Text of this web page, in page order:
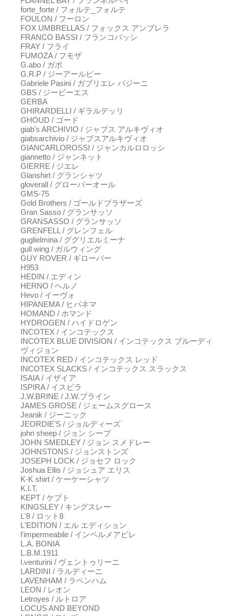
forte_forte / フォルテ_フォルテ
FOULON / フーロン
FOX UMBRELLAS / フォックス アンブレラ
FRANCO BASSI / フランコバッシ
FRAY / フライ
FUMOZA / フモザ
G.abo / ガボ
G.R.P / ジーアールピー
Gabriele Pasini / ガブリエレ パジーニ
GBS / ジービーエス
GERBA
GHIRARDELLI / ギラルデッリ
GHOUD / ゴード
giab's ARCHIVIO / ジャブス アルキヴィオ
giabsarchivio / ジャブスアルキヴィオ
GIANCARLOROSSI / ジャンカルロロッシ
giannetto / ジャンネット
GIERRE / ジエレ
Glanshirt / グランシャツ
gloverall / グローバーオール
GMS-75
Gold Brothers / ゴールドブラザーズ
Gran Sasso / グランサッソ
GRANSASSO / グランサッソ
GRENFELL / グレンフェル
guglielmina / ググリエルミーナ
gull wing / ガルウィング
GUY ROVER / ギローバー
H953
HEDIN / エディン
HERNO / ヘルノ
Hevo / イーヴォ
HIPANEMA / ヒパネマ
HOMAND / ホマンド
HYDROGEN / ハイドロゲン
INCOTEX / インコテックス
INCOTEX BLUE DIVISION / インコテックス ブルーディ
ヴィジョン
INCOTEX RED / インコテックス レッド
INCOTEX SLACKS / インコテックス スラックス
ISAIA / イザイア
ISPIRA / イスピラ
J.W.BRINE / J.W.ブライン
JAMES GROSE / ジェームスグロース
Jeanik / ジーニック
JEORDIE'S / ジョルディーズ
john sheep / ジョン シープ
JOHN SMEDLEY / ジョン スメドレー
JOHNSTONS / ジョンストンズ
JOSEPH LOCK / ジョセフ ロック
Joshua Ellis / ジョシュア エリス
K-K shirt / ケーケーシャツ
K.I.T.
KEPT / ケプト
KINGSLEY / キングスレー
L'8 / ロット8
L'EDITION / エル エディション
l'impermeabile / インペルメアビレ
L.A. BONIA
L.B.M.1911
l.venturini / ヴェントゥリーニ
LARDINI / ラルディーニ
LAVENHAM / ラベンハム
LEON / レオン
Letroyes / ルトロア
LOCUS AND BEYOND